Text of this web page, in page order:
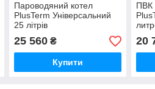
Пароводяний котел
PlusTerm Універсальний
25 літрів
25 560₴
Купити
ПВК
20